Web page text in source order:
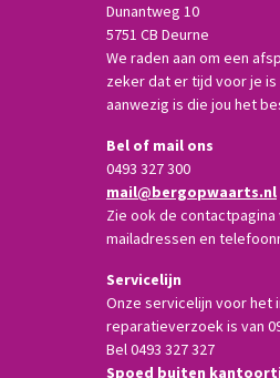
Dunantweg 10
5751 CB Deurne
We raden aan om een
zeker dat er tijd voor je
aanwezig is die jou het
Bel of mail ons
0493 327 300
mail@bergopwaarts.nl
Zie ook de
mailadressen en
Servicelijn
Onze servicelijn voor het
reparatieverzoek is van
Bel 0493 327 327
Spoed buiten